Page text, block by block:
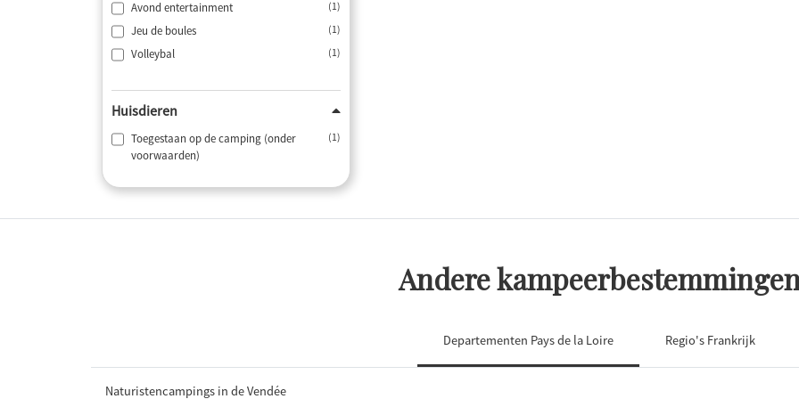
Avond entertainment (1)
Jeu de boules (1)
Volleybal (1)
Huisdieren
Toegestaan op de camping (onder
voorwaarden)
(1)
Andere
Departementen Pays de la Loire Regio's Frankrijk
Naturistencampings in de Vendée